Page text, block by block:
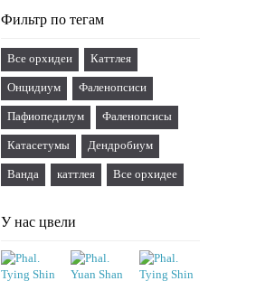
Фильтр по тегам
Все орхидеи Каттлея
Онцидиум Фаленопсиси
Пафиопедилум Фаленопсисы
Катасетумы Дендробиум
Ванда каттлея Все орхидее
У нас цвели